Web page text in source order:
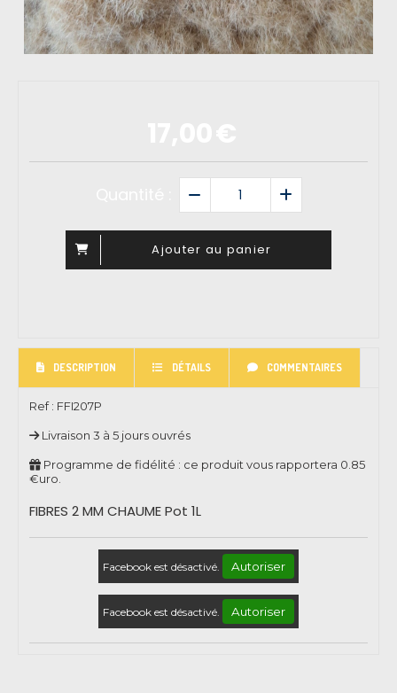
Ajouter au panier
DESCRIPTION DÉTAILS COMMENTAIRES
Ref : FFI207P
Livraison 3 à 5 jours ouvrés
Programme de fidélité : ce produit vous rapportera 0.85
€uro.
FIBRES 2 MM CHAUME Pot 1L
Facebook est désactivé. Autoriser
Facebook est désactivé. Autoriser